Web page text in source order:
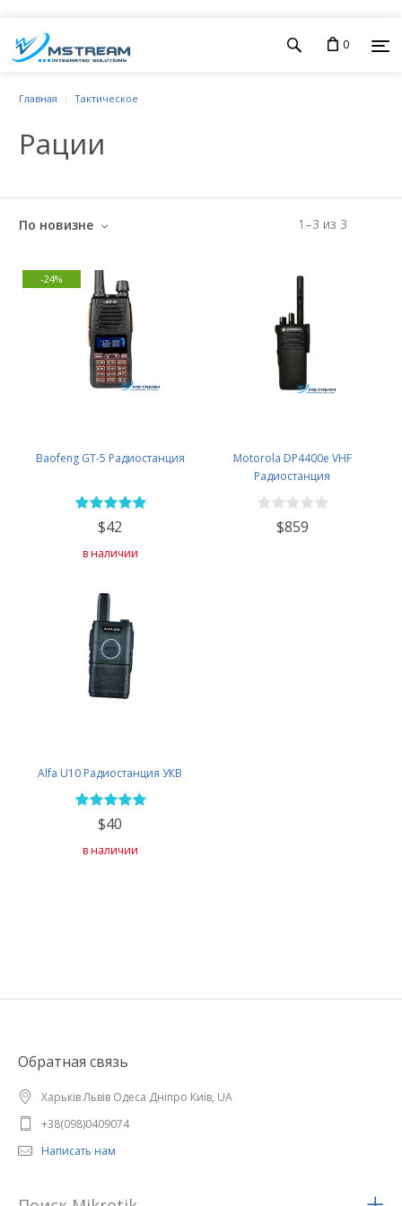
0
Главная Тактическое
Рации
1 –3 из 3
По новизне
Baofeng GT-5 Радиостанция
$42
в наличии
-24%
Motorola DP4400e VHF
Радиостанция
$859
Alfa U10 Радиостанция УКВ
$40
в наличии
Обратная связь
Харьків Львів Одеса Дніпро Київ, UA
+38(098)0409074
Написать нам